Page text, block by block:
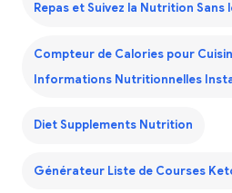
Repas et Suivez la Nutrition Sans
Compteur de Calories pour
Informations Nutritionnelles
Diet Supplements Nutrition
Générateur Liste de Courses